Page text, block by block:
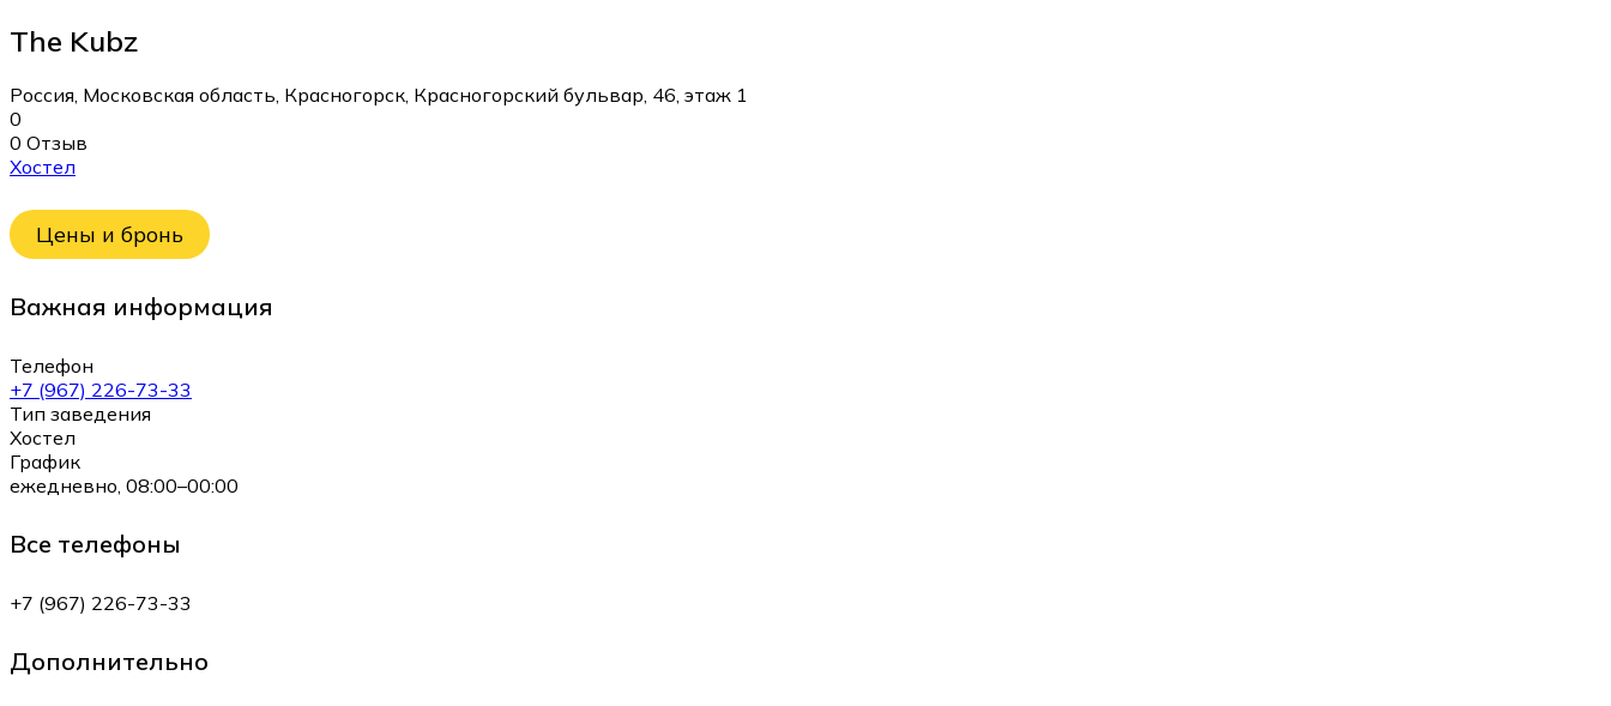
The Kubz
Россия, Московская область, Красногорск, Красногорский бульвар, 46, этаж 1
0
0 Отзыв
Хостел
Цены и бронь
Важная информация
Телефон
+7 (967) 226-73-33
Тип заведения
Хостел
График
ежедневно, 08:00–00:00
Все телефоны
+7 (967) 226-73-33
Дополнительно